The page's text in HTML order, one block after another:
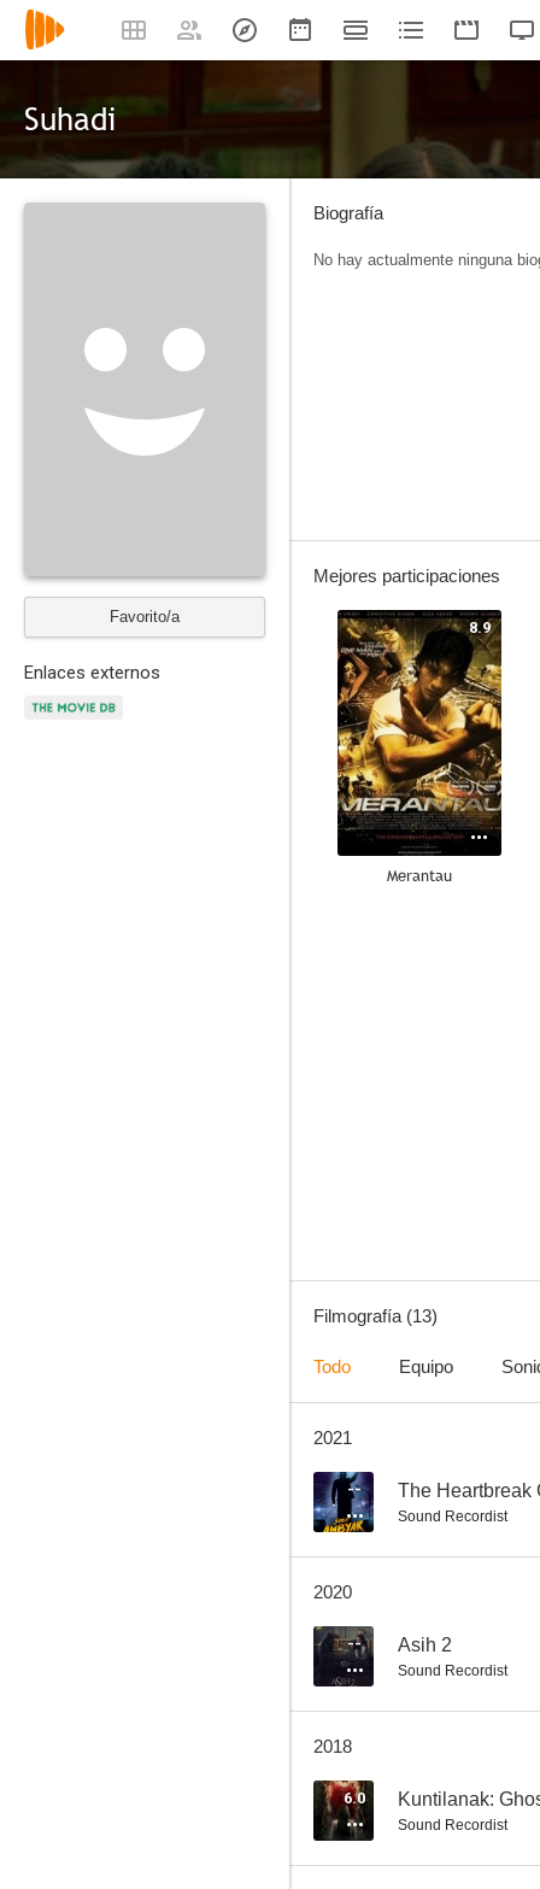
Suhadi
Favorito/a
Enlaces externos
Biografía
No hay actualmente ninguna
Mejores participaciones
8.9
Merantau
--
Filmografía (13)
Todo Equipo
2021
-- The Heartbreak
Sound Recordist
2020
-- Asih 2
Sound Recordist
2018
6.0 Kuntilanak:
Sound Recordist